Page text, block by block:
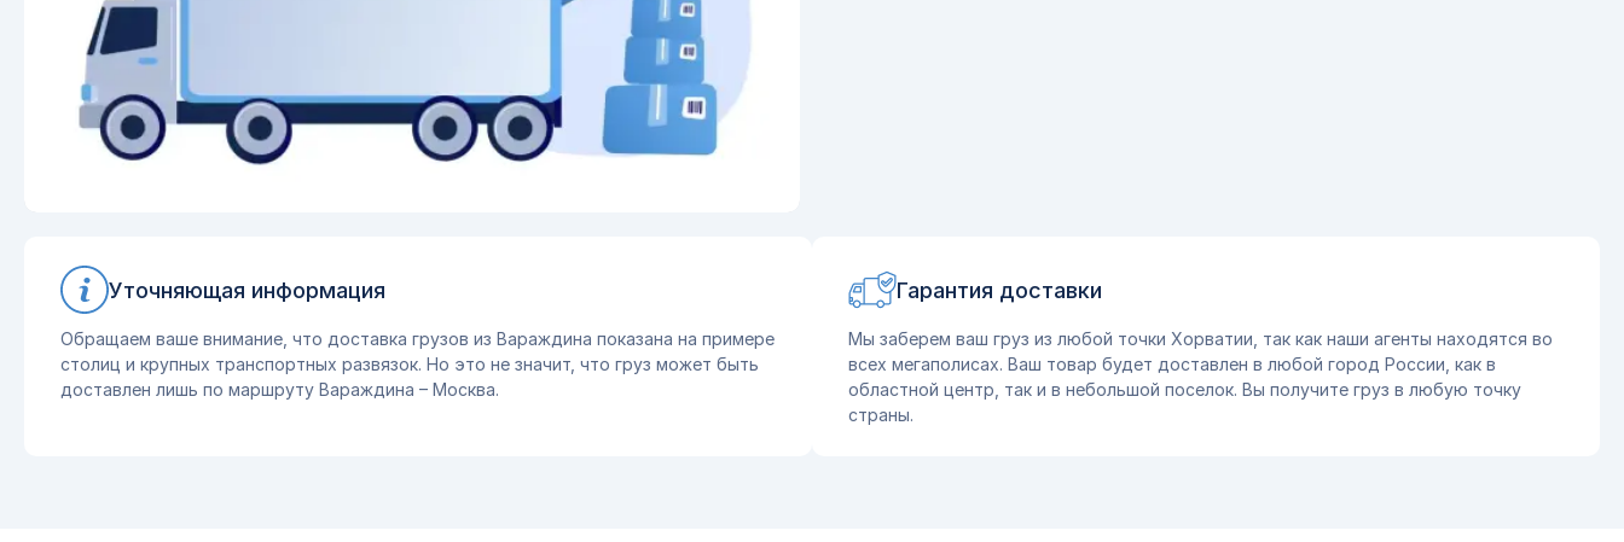
Уточняющая информация
Обращаем ваше внимание, что доставка грузов из Вараждина показана на примере
столиц и крупных транспортных развязок. Но это не значит, что груз может быть
доставлен лишь по маршруту Вараждина – Москва.
Гарантия доставки
Мы заберем ваш груз из любой точки Хорватии, так как наши агенты находятся во
всех мегаполисах. Ваш товар будет доставлен в любой город России, как в
областной центр, так и в небольшой поселок. Вы получите груз в любую точку
страны.